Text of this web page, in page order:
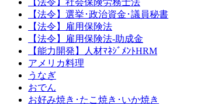
【法令】社会保険労務士法
【法令】選挙･政治資金･議員秘書
【法令】雇用保険法
【法令】雇用保険法-助成金
【能力開発】人材ﾏﾈｼﾞﾒﾝﾄHRM
アメリカ料理
うなぎ
おでん
お好み焼き･たこ焼き･いか焼き